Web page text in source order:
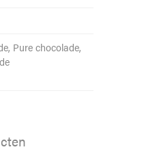
Pure chocolade,